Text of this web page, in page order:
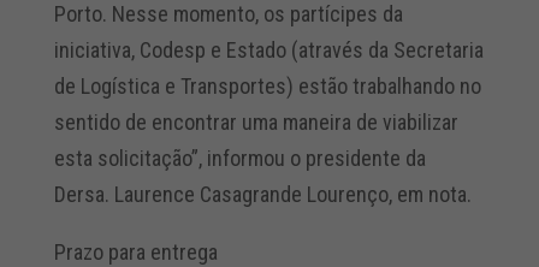
Porto. Nesse momento, os partícipes da
iniciativa, Codesp e Estado (através da Secretaria
de Logística e Transportes) estão trabalhando no
sentido de encontrar uma maneira de viabilizar
esta solicitação”, informou o presidente da
Dersa. Laurence Casagrande Lourenço, em nota.
Prazo para entrega